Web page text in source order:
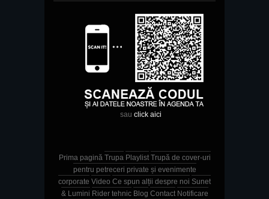
sau click aici
Prima pagină Trupa Playlist Trupă de cover-uri
pentru petreceri private și evenimente
corporate Video Ce spun alții despre noi Sunet
& Lumini Rider tehnic Blog Contact Notificare